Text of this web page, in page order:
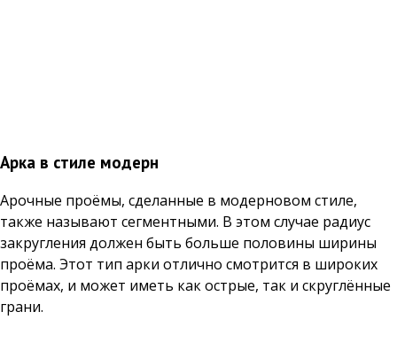
Арка в стиле модерн
Арочные проёмы, сделанные в модерновом стиле,
также называют сегментными. В этом случае радиус
закругления должен быть больше половины ширины
проёма. Этот тип арки отлично смотрится в широких
проёмах, и может иметь как острые, так и скруглённые
грани.